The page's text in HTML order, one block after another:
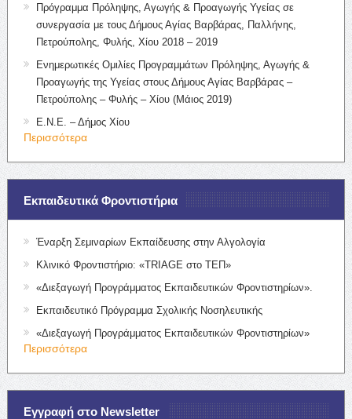
Πρόγραμμα Πρόληψης, Αγωγής & Προαγωγής Υγείας σε
συνεργασία με τους Δήμους Αγίας Βαρβάρας, Παλλήνης,
Πετρούπολης, Φυλής, Χίου 2018 – 2019
Ενημερωτικές Ομιλίες Προγραμμάτων Πρόληψης, Αγωγής &
Προαγωγής της Υγείας στους Δήμους Αγίας Βαρβάρας –
Πετρούπολης – Φυλής – Χίου (Μάιος 2019)
Ε.Ν.Ε. – Δήμος Χίου
Περισσότερα
Εκπαιδευτικά Φροντιστήρια
Έναρξη Σεμιναρίων Εκπαίδευσης στην Αλγολογία
Κλινικό Φροντιστήριο: «TRIAGE στο ΤΕΠ»
«Διεξαγωγή Προγράμματος Εκπαιδευτικών Φροντιστηρίων».
Εκπαιδευτικό Πρόγραμμα Σχολικής Νοσηλευτικής
«Διεξαγωγή Προγράμματος Εκπαιδευτικών Φροντιστηρίων»
Περισσότερα
Εγγραφή στο Newsletter